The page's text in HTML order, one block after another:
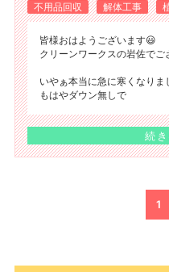
不用品回収 解体工事
皆様おはようございます😃
クリーンワークスの岩佐で
いやぁ本当に急に寒くなり
もはやダウン無しで
続
1